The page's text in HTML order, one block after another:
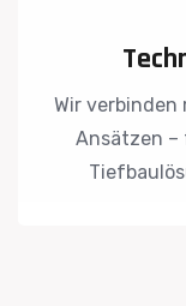
Wir verbinden
Ansätzen